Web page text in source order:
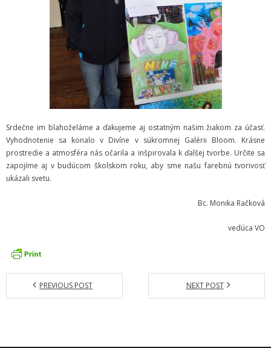
- Verejné obstarávanie
- - Plán verejného obstarávania
- - Súhrnná správa za rok 2021
- Dokumenty minedu a statpedu
- Prijímacie konanie
- Aktuality
- Informácia pre uchádzača o zamestnanie
- Cesta za umením
Srdečne im blahoželáme a ďakujeme aj ostatným našim žiakom za účasť.
Vyhodnotenie sa konalo v Divíne v súkromnej Galérii Bloom. Krásne
prostredie a atmosféra nás očarila a inšpirovala k ďalšej tvorbe. Určite sa
zapojíme aj v budúcom školskom roku, aby sme našu farebnú tvorivosť
ukázali svetu.
Bc. Monika Račková
vedúca VO
PREVIOUS POST NEXT POST